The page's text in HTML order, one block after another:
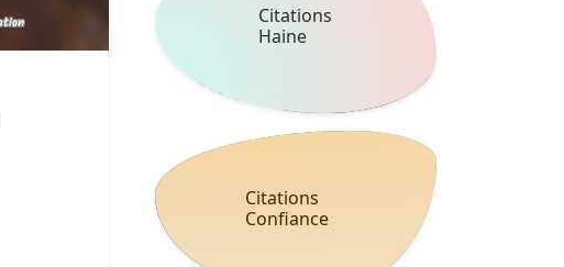
Citations
Haine
Citations
Confiance